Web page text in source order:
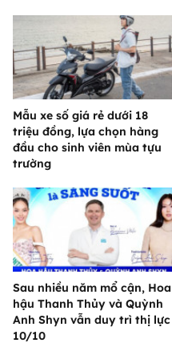
Mẫu xe số giá rẻ dưới 18
triệu đồng, lựa chọn hàng
đầu cho sinh viên mùa tựu
trường
Sau nhiều năm mổ cận, Hoa
hậu Thanh Thủy và Quỳnh
Anh Shyn vẫn duy trì thị lực
10/10